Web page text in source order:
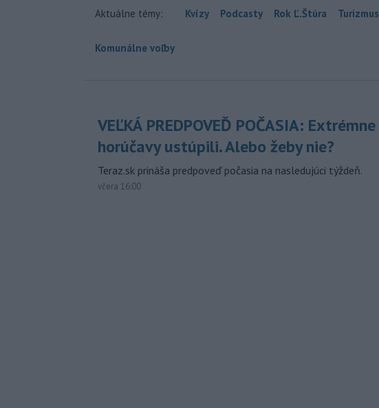
Aktuálne témy: Kvízy Podcasty Rok Ľ.Štúra Turizmus
Komunálne voľby
VEĽKÁ PREDPOVEĎ POČASIA: Extrémne
horúčavy ustúpili. Alebo žeby nie?
Teraz.sk prináša predpoveď počasia na nasledujúci týždeň.
včera 16:00